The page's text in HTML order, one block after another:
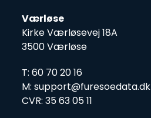
Værløse
Kirke Værløsevej 18A
3500 Værløse
T: 60 70 20 16
M: support@furesoedata.dk
CVR: 35 63 05 11